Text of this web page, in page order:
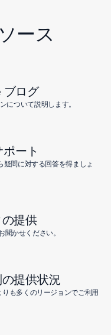
ース
ブログ
について説明します。
ート
問に対する回答を得ましょ
提供
かせください。
提供状況
も多くのリージョンでご利用